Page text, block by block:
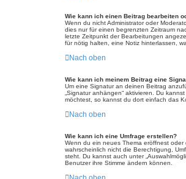
Wie kann ich einen Beitrag bearbeiten
Wenn du nicht Administrator oder
dies nur für einen begrenzten Zeitraum
letzte Zeitpunkt der Bearbeitungen
für nötig halten, eine Notiz hinterlassen,
Nach oben
Wie kann ich meinem Beitrag eine
Um eine Signatur an deinen Beitrag
„Signatur anhängen“ aktivieren. Du
möchtest, so kannst du dort einfach das
Nach oben
Wie kann ich eine Umfrage erstellen?
Wenn du ein neues Thema eröffnest oder
wahrscheinlich nicht die Berechtigung,
steht. Du kannst auch unter
Benutzer ihre Stimme ändern können.